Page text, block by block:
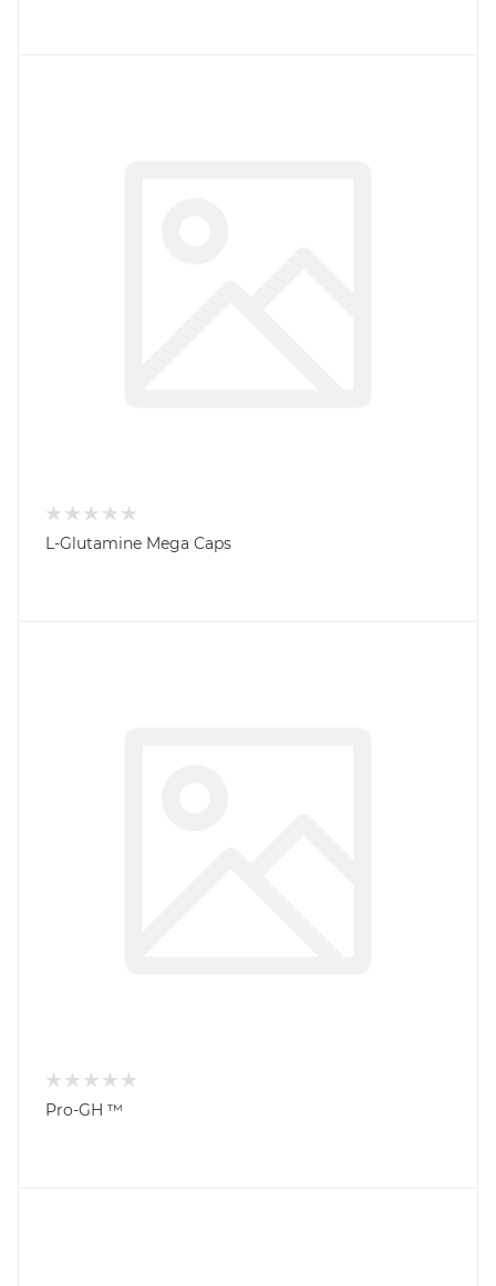
L-Glutamine Mega Caps
Pro-GH ™